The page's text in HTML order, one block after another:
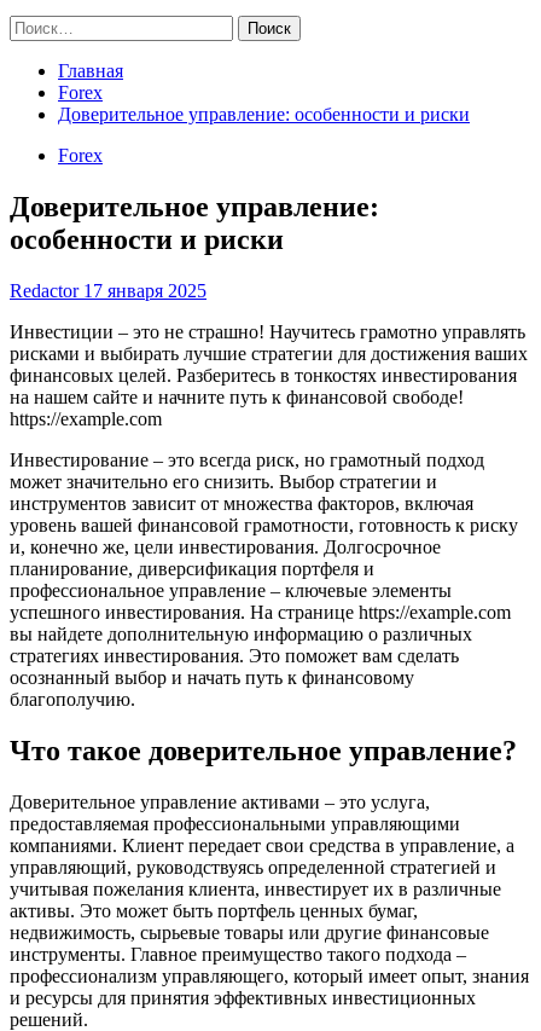
Найти:
Главная
Forex
Доверительное управление: особенности и риски
Forex
Доверительное управление:
особенности и риски
Redactor 17 января 2025
Инвестиции – это не страшно! Научитесь грамотно управлять
рисками и выбирать лучшие стратегии для достижения ваших
финансовых целей. Разберитесь в тонкостях инвестирования
на нашем сайте и начните путь к финансовой свободе!
https://example.com
Инвестирование – это всегда риск, но грамотный подход
может значительно его снизить. Выбор стратегии и
инструментов зависит от множества факторов, включая
уровень вашей финансовой грамотности, готовность к риску
и, конечно же, цели инвестирования. Долгосрочное
планирование, диверсификация портфеля и
профессиональное управление – ключевые элементы
успешного инвестирования. На странице https://example.com
вы найдете дополнительную информацию о различных
стратегиях инвестирования. Это поможет вам сделать
осознанный выбор и начать путь к финансовому
благополучию.
Что такое доверительное управление?
Доверительное управление активами – это услуга,
предоставляемая профессиональными управляющими
компаниями. Клиент передает свои средства в управление, а
управляющий, руководствуясь определенной стратегией и
учитывая пожелания клиента, инвестирует их в различные
активы. Это может быть портфель ценных бумаг,
недвижимость, сырьевые товары или другие финансовые
инструменты. Главное преимущество такого подхода –
профессионализм управляющего, который имеет опыт, знания
и ресурсы для принятия эффективных инвестиционных
решений.